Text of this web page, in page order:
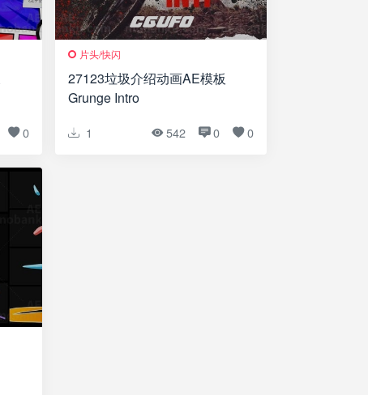
0
片头/快闪
27123垃圾介绍动画AE模板
Grunge Intro
1 542 0 0